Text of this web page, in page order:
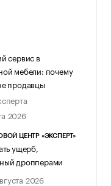
сервис в
мебели: почему
продавцы
2026
ЦЕНТР «ЭКСПЕРТ»
ущерб,
дропперами
2026